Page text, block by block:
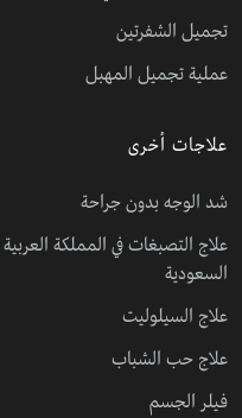
تجميل الشفرتين
عملية تجميل المهبل
علاجات أخرى
شد الوجه بدون جراحة
علاج التصبغات في المملكة العربية
السعودية
علاج السيلوليت
علاج حب الشباب
فيلر الجسم